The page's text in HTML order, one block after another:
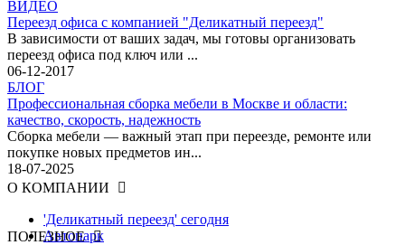
ВИДЕО
Переезд офиса с компанией "Деликатный переезд"
В зависимости от ваших задач, мы готовы организовать
переезд офиса под ключ или ...
06-12-2017
БЛОГ
Профессиональная сборка мебели в Москве и области:
качество, скорость, надежность
Сборка мебели — важный этап при переезде, ремонте или
покупке новых предметов ин...
18-07-2025
О КОМПАНИИ
'Деликатный переезд' сегодня
Автопарк
ПОЛЕЗНОЕ